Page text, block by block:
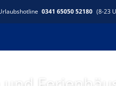
0341 65050 52180 (8-23